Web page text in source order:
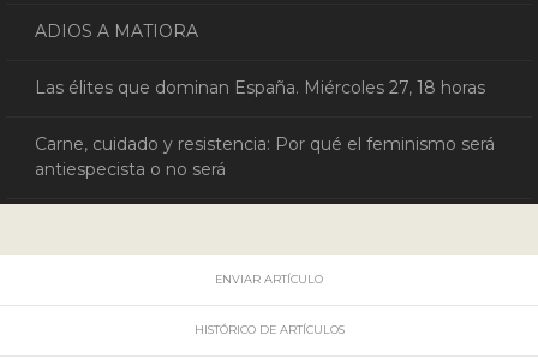
ADIOS A MATIORA
Las élites que dominan España. Miércoles 27, 18 horas
Carne, cuidado y resistencia: Por qué el feminismo será
antiespecista o no será
ENVIAR ARTÍCULO
HISTÓRICO DE ARTÍCULOS